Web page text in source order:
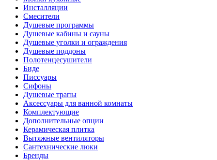
Инсталляции
Смесители
Душевые программы
Душевые кабины и сауны
Душевые уголки и ограждения
Душевые поддоны
Полотенцесушители
Биде
Писсуары
Сифоны
Душевые трапы
Аксессуары для ванной комнаты
Комплектующие
Дополнительные опции
Керамическая плитка
Вытяжные вентиляторы
Сантехнические люки
Бренды